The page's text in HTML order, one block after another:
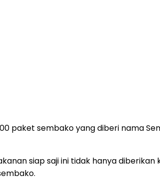
paket sembako yang diberi nama
siap saji ini tidak hanya